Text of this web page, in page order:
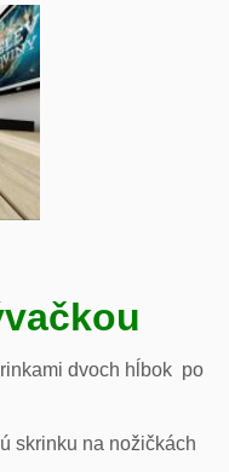
dvoch hĺbok po
skrinku na nožičkách